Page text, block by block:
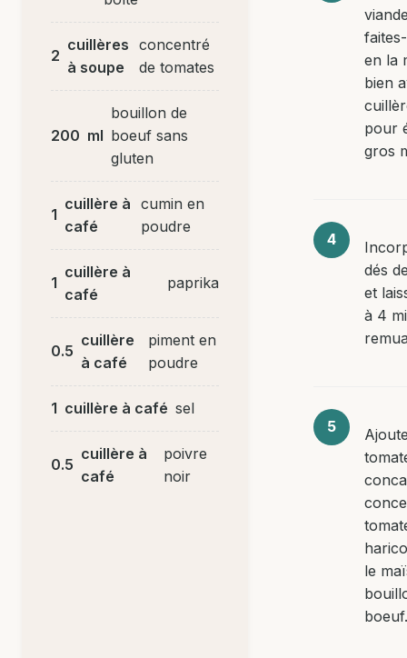
2
cuillères
à soupe
concentré
de tomates
200 ml
bouillon de
boeuf sans
gluten
1
cuillère à
café
cumin en
poudre
1
cuillère à
café
paprika
0.5
cuillère
à café
piment en
poudre
1 cuillère à café sel
0.5
cuillère à
café
poivre
noir
en la
bien
pour
gros
dés
et
à 4
le
boeuf.